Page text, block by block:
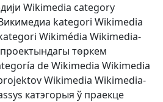
Wikimedia category
kategori Wikimedia
Wikimédia Wikimedia-
төркем
de Wikimedia Wikimedia
Wikimedia Wikimedia-
катэгорыя ў праекце